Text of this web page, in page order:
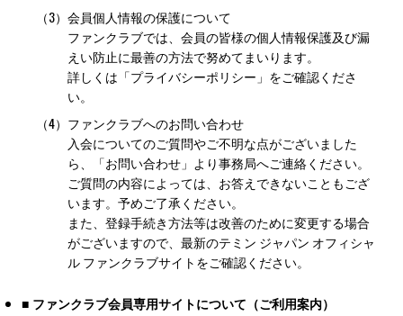
（3） 会員個人情報の保護について
ファンクラブでは、会員の皆様の個人情報保護及び漏
えい防止に最善の方法で努めてまいります。
詳しくは「プライバシーポリシー」をご確認くださ
い。
（4） ファンクラブへのお問い合わせ
入会についてのご質問やご不明な点がございました
ら、「お問い合わせ」より事務局へご連絡ください。
ご質問の内容によっては、お答えできないこともござ
います。予めご了承ください。
また、登録手続き方法等は改善のために変更する場合
がございますので、最新のテミン ジャパン オフィシャ
ル ファンクラブサイトをご確認ください。
■ ファンクラブ会員専用サイトについて（ご利用案内）